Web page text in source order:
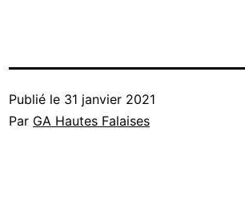
Publié le 31 janvier 2021
Par GA Hautes Falaises